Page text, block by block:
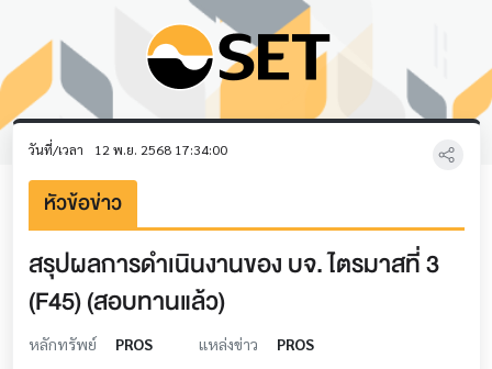
วันที่/เวลา 12 พ.ย. 2568 17:34:00
หัวข้อข่าว
สรุปผลการดำเนินงานของ บจ. ไตรมาสที่ 3
(F45) (สอบทานแล้ว)
หลักทรัพย์ PROS แหล่งข่าว PROS